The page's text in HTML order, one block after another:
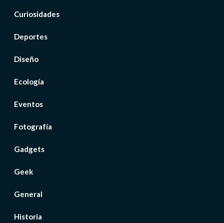
Curiosidades
Deportes
Diseño
Ecología
Eventos
Fotografía
Gadgets
Geek
General
Historia